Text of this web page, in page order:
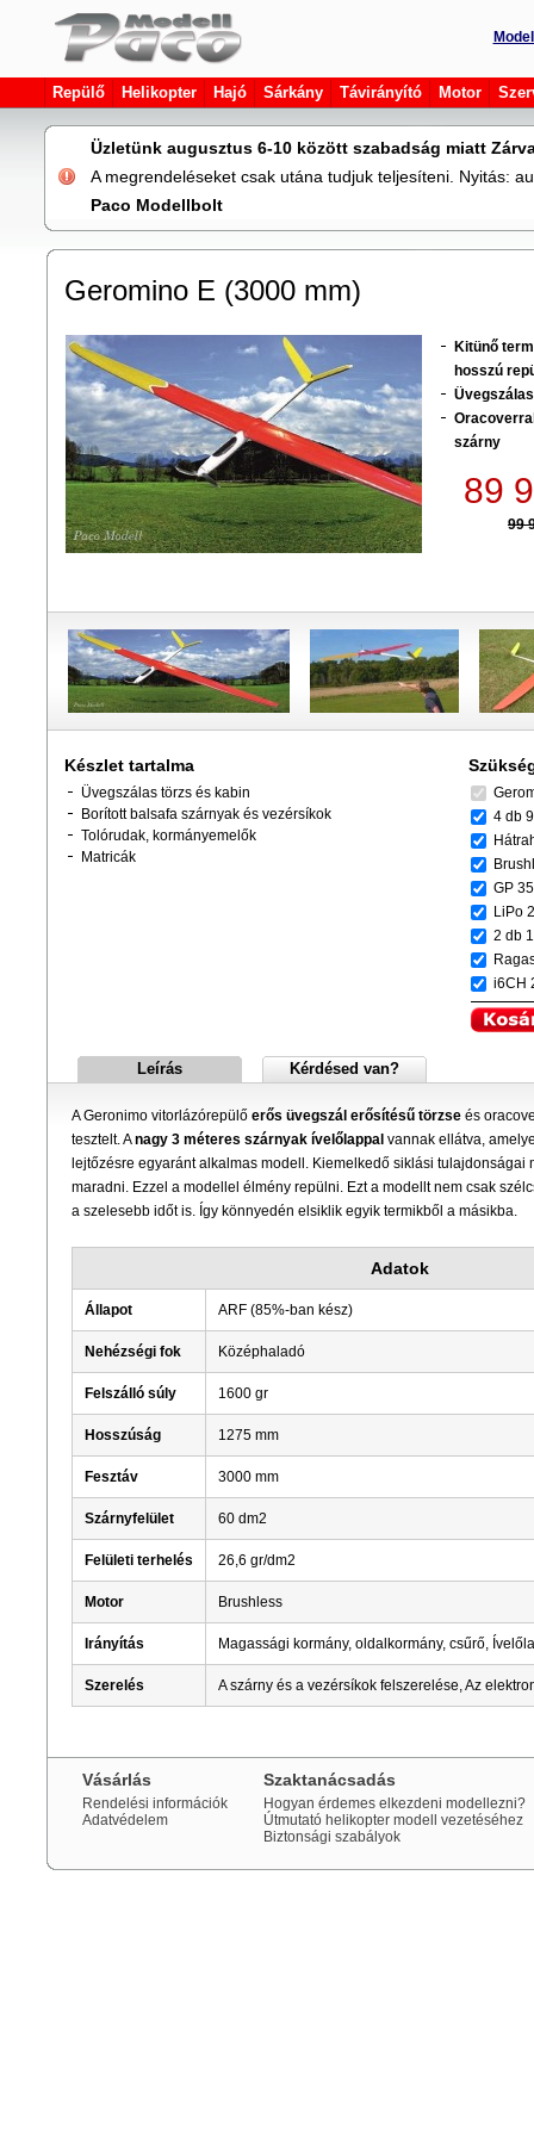
Repülő Helikopter Hajó Sárkány Távirányító Motor
Üzletünk augusztus 6-10 között szabadság miatt
A megrendeléseket csak utána tudjuk teljesíteni. Nyitás:
Paco Modellbolt
Geromino E (3000 mm)
Kitünő
hosszú
szárny
89
99
4 db
GP
LiPo
2 db
i6CH
Készlet tartalma
Üvegszálas törzs és kabin
Borított balsafa szárnyak és vezérsíkok
Tolórudak, kormányemelők
Matricák
Leírás Kérdésed van?
A Geronimo vitorlázórepülő erős üvegszál erősítésű törzseés
tesztelt. Anagy 3 méteres szárnyak ívelőlappal vannak ellátva,
lejtőzésre egyaránt alkalmas modell. Kiemelkedő siklási
maradni. Ezzel a modellel élmény repülni. Ezt a modellt nem csak
a szelesebb időt is. Így könnyedén elsiklik egyik termikből a másikba.
Adatok
Állapot ARF (85%-ban kész)
Nehézségi fok Középhaladó
Felszálló súly 1600 gr
Hosszúság 1275 mm
Fesztáv 3000 mm
Szárnyfelület 60 dm2
Felületi terhelés 26,6 gr/dm2
Motor Brushless
Irányítás Magassági kormány, oldalkormány, csűrő,
Szerelés A szárny és a vezérsíkok felszerelése, Az
Vásárlás
Rendelési információk
Adatvédelem
Szaktanácsadás
Hogyan érdemes elkezdeni modellezni?
Útmutató helikopter modell vezetéséhez
Biztonsági szabályok